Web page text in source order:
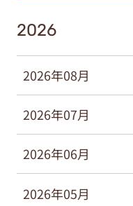
2026
2026年08月
2026年07月
2026年06月
2026年05月